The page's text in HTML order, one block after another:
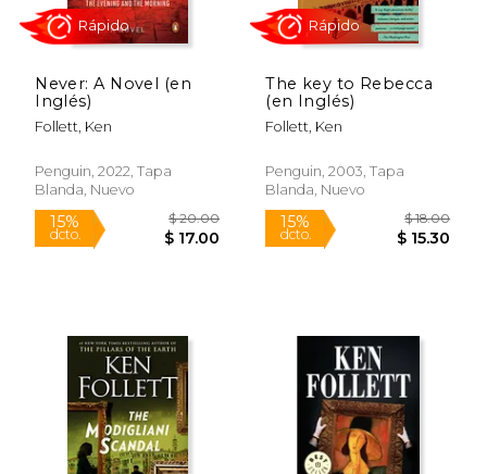
15% 15%
Rápido Rápido
Never: A Novel (en
Inglés)
Follett, Ken
Penguin, 2022, Tapa
Blanda, Nuevo
The key to Rebecca
(en Inglés)
Follett, Ken
Penguin, 2003, Tapa
Blanda, Nuevo